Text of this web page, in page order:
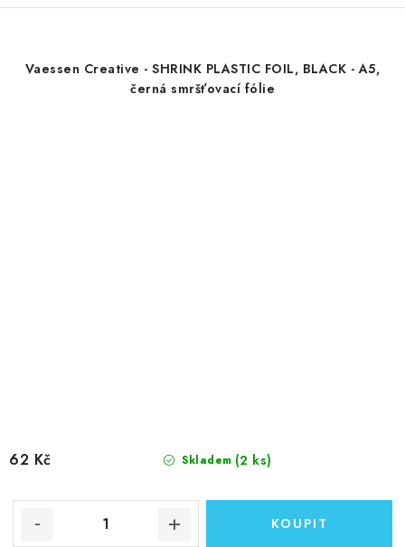
Vaessen Creative - SHRINK PLASTIC FOIL, BLACK - A5,
černá smršťovací fólie
Skladem (2 ks)
62 Kč